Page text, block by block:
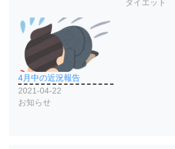
ダイエット
4月中の近況報告
2021-04-22
お知らせ